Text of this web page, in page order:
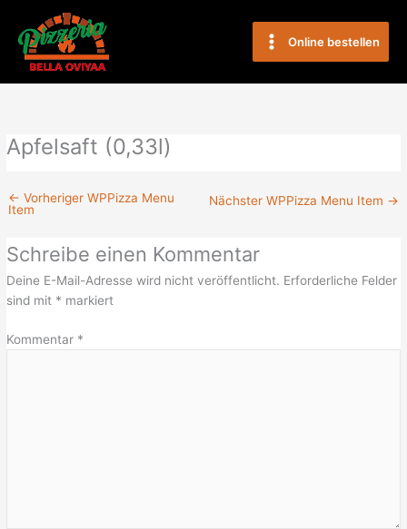
Inhalt
springen
Main
MenuOnline bestellen
Apfelsaft (0,33l)
← Vorheriger WPPizza Menu
Item
Nächster WPPizza Menu Item →
Schreibe einen Kommentar
Deine E-Mail-Adresse wird nicht veröffentlicht. Erforderliche Felder
sind mit * markiert
Kommentar *